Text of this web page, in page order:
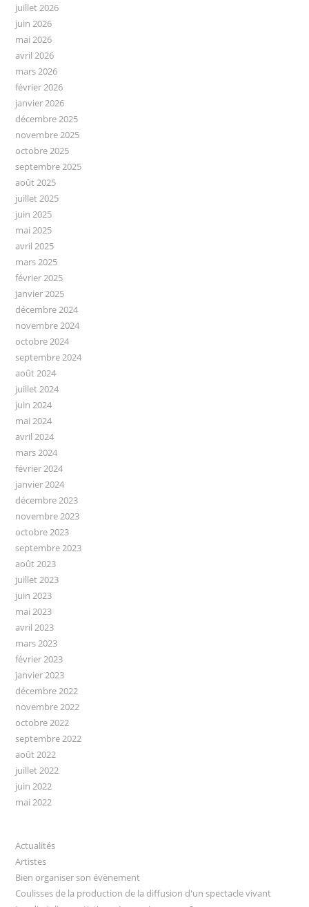
juillet 2026
juin 2026
mai 2026
avril 2026
mars 2026
février 2026
janvier 2026
décembre 2025
novembre 2025
octobre 2025
septembre 2025
août 2025
juillet 2025
juin 2025
mai 2025
avril 2025
mars 2025
février 2025
janvier 2025
décembre 2024
novembre 2024
octobre 2024
septembre 2024
août 2024
juillet 2024
juin 2024
mai 2024
avril 2024
mars 2024
février 2024
janvier 2024
décembre 2023
novembre 2023
octobre 2023
septembre 2023
août 2023
juillet 2023
juin 2023
mai 2023
avril 2023
mars 2023
février 2023
janvier 2023
décembre 2022
novembre 2022
octobre 2022
septembre 2022
août 2022
juillet 2022
juin 2022
mai 2022
Actualités
Artistes
Bien organiser son évènement
Coulisses de la production de la diffusion d'un spectacle vivant